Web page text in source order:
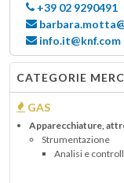
+39 02 9290491
info.it@knf.com
CATEGORIE
GAS
Apparecchiature,
Strumentazione
Analisi e